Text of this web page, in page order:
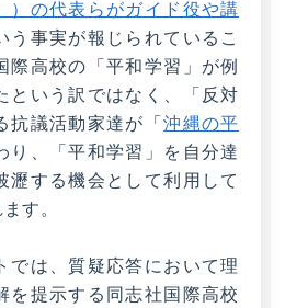
）の代表らがガイド役や講
う事実が報じられているこ
際高校の「平和学習」が例
という訳ではなく、「反対
抗議活動家達が「沖縄の平
り、「平和学習」を自分達
瀝する機会として利用して
す。
は、質疑応答において理
を提示する同志社国際高校